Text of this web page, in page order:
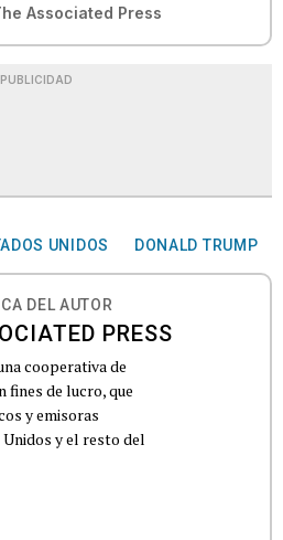
Associated Press
PUBLICIDAD
UNIDOS DONALD TRUMP
DEL AUTOR
PRESS
cooperativa de
fines de lucro, que
y emisoras
y el resto del